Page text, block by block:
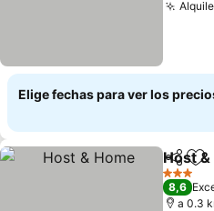
Elige fechas para ver los
Host
3 Estrellas
8,6
a 0.3